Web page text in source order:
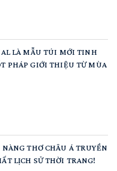
LÀ MẪU TÚI MỚI TINH
PHÁP GIỚI THIỆU TỪ MÙA
THƠ CHÂU Á TRUYỀN
LỊCH SỬ THỜI TRANG!